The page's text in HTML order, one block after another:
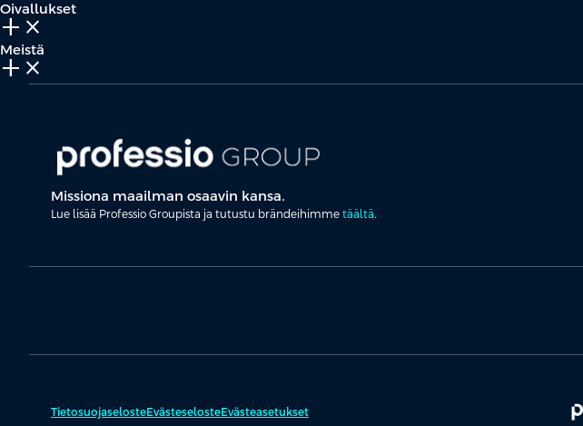
Oivallukset
add_2 close
Meistä
add_2 close
Missiona maailman osaavin kansa.
Lue lisää Professio Groupista ja tutustu brändeihimme täältä.
TietosuojaselosteEvästeselosteEvästeasetukset